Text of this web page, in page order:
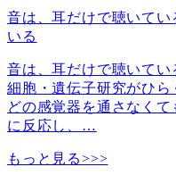
音は、耳だけで聴いて
いる
音は、耳だけで聴いて
細胞・遺伝子研究がひ
どの感覚器を通さなく
に反応し、 …
もっと見る>>>